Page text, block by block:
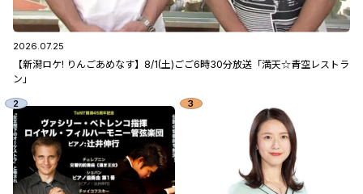
2026.07.25
【新潟ロケ! りんごあめなす】8/1(土)ごご6時30分放送「満天☆青空レストラ
ン」